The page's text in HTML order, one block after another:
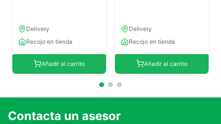
Delivery
Recojo en tienda
Añadir al carrito
Delivery
Recojo en tienda
Añadir al carrito
Contacta un asesor